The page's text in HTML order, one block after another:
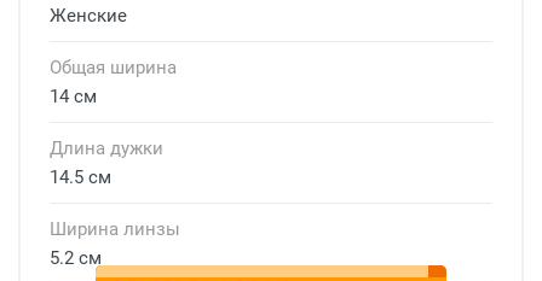
Женские
Общая ширина
14 см
Длина дужки
14.5 см
Ширина линзы
5.2 см